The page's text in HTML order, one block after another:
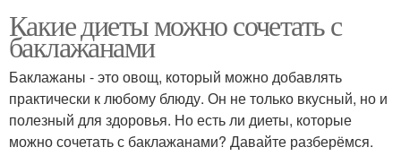
Какие диеты можно сочетать с
баклажанами
Баклажаны - это овощ, который можно добавлять
практически к любому блюду. Он не только вкусный, но и
полезный для здоровья. Но есть ли диеты, которые
можно сочетать с баклажанами? Давайте разберёмся.